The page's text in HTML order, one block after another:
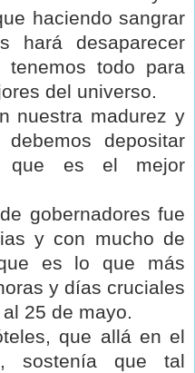
haciendo sangrar
hará desaparecer
tenemos todo para
del universo.
nuestra madurez y
depositar
que es el mejor
gobernadores fue
y con mucho de
es lo que más
y días cruciales
25 de mayo.
que allá en el
sostenía que tal